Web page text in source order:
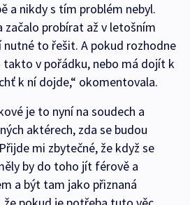
a nikdy s tím problém nebyl.
probírat až v letošním
nutné to řešit. A pokud rozhodne
takto v pořádku, nebo má dojít k
k ní dojde,“ okomentovala.
je to nyní na soudech a
aktérech, zda se budou
mi zbytečné, že když se
by do toho jít férově a
a být tam jako přiznaná